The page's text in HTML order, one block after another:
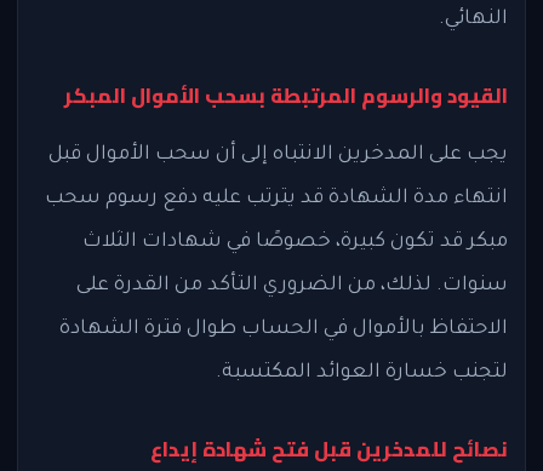
النهائي.
القيود والرسوم المرتبطة بسحب الأموال المبكر
يجب على المدخرين الانتباه إلى أن سحب الأموال قبل
انتهاء مدة الشهادة قد يترتب عليه دفع رسوم سحب
مبكر قد تكون كبيرة، خصوصًا في شهادات الثلاث
سنوات. لذلك، من الضروري التأكد من القدرة على
الاحتفاظ بالأموال في الحساب طوال فترة الشهادة
لتجنب خسارة العوائد المكتسبة.
نصائح للمدخرين قبل فتح شهادة إيداع